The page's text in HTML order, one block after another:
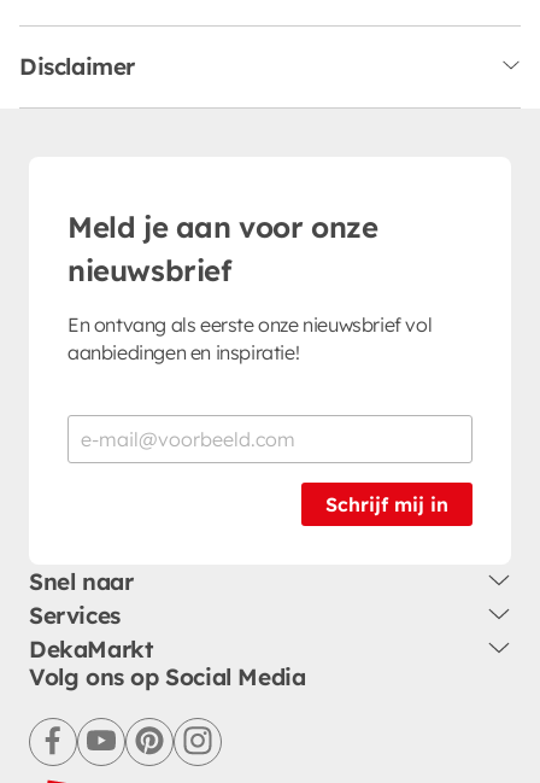
Disclaimer
Meld je aan voor onze
nieuwsbrief
En ontvang als eerste onze nieuwsbrief vol
aanbiedingen en inspiratie!
Schrijf mij in
Snel naar
Services
DekaMarkt
Volg ons op Social Media
facebookyoutubepinterestinstagram